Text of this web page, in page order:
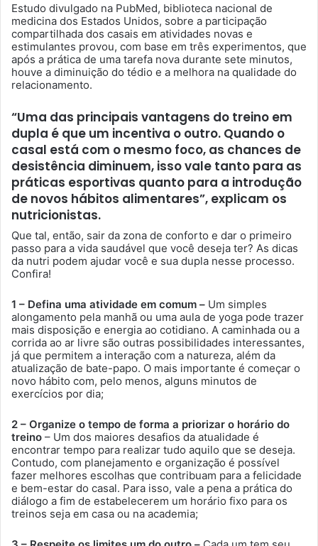
Estudo divulgado na PubMed, biblioteca nacional de
medicina dos Estados Unidos, sobre a participação
compartilhada dos casais em atividades novas e
estimulantes provou, com base em três experimentos, que
após a prática de uma tarefa nova durante sete minutos,
houve a diminuição do tédio e a melhora na qualidade do
relacionamento.
“Uma das principais vantagens do treino em
dupla é que um incentiva o outro. Quando o
casal está com o mesmo foco, as chances de
desistência diminuem, isso vale tanto para as
práticas esportivas quanto para a introdução
de novos hábitos alimentares”, explicam os
nutricionistas.
Que tal, então, sair da zona de conforto e dar o primeiro
passo para a vida saudável que você deseja ter? As dicas
da nutri podem ajudar você e sua dupla nesse processo.
Confira!
1 – Defina uma atividade em comum – Um simples
alongamento pela manhã ou uma aula de yoga pode trazer
mais disposição e energia ao cotidiano. A caminhada ou a
corrida ao ar livre são outras possibilidades interessantes,
já que permitem a interação com a natureza, além da
atualização de bate-papo. O mais importante é começar o
novo hábito com, pelo menos, alguns minutos de
exercícios por dia;
2 – Organize o tempo de forma a priorizar o horário do
treino – Um dos maiores desafios da atualidade é
encontrar tempo para realizar tudo aquilo que se deseja.
Contudo, com planejamento e organização é possível
fazer melhores escolhas que contribuam para a felicidade
e bem-estar do casal. Para isso, vale a pena a prática do
diálogo a fim de estabelecerem um horário fixo para os
treinos seja em casa ou na academia;